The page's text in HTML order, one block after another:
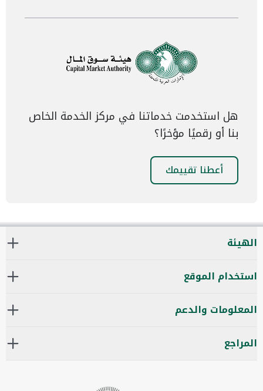
هل استخدمت خدماتنا في مركز الخدمة الخاص
بنا أو رقميًا مؤخرًا؟
أعطنا تقييمك
الهيئة
استخدام الموقع
المعلومات والدعم
المراجع